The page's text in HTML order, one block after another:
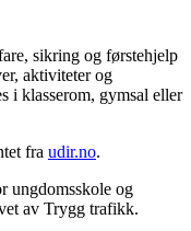
sikring og førstehjelp
aktiviteter og
i klasserom, gymsal eller
fra udir.no.
ungdomsskole og
av Trygg trafikk.